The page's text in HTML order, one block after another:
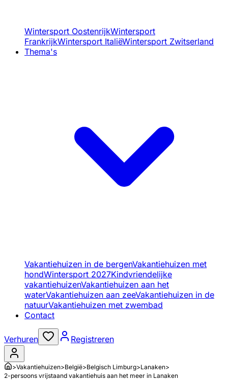
Wintersport OostenrijkWintersport
FrankrijkWintersport ItaliëWintersport Zwitserland
Thema's
Vakantiehuizen in de bergenVakantiehuizen met
hondWintersport 2027Kindvriendelijke
vakantiehuizenVakantiehuizen aan het
waterVakantiehuizen aan zeeVakantiehuizen in de
natuurVakantiehuizen met zwembad
Contact
Verhuren Registreren
>Vakantiehuizen>België>Belgisch Limburg>Lanaken>
2-persoons vrijstaand vakantiehuis aan het meer in Lanaken